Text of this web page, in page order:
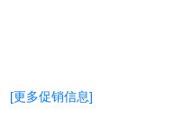
[更多促销信息]